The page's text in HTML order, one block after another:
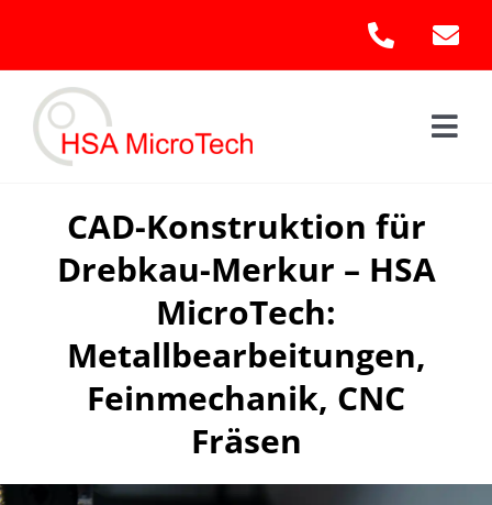
content
CAD-Konstruktion für
Drebkau-Merkur – HSA
MicroTech:
Metallbearbeitungen,
Feinmechanik, CNC
Fräsen